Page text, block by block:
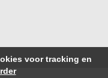
voor tracking en